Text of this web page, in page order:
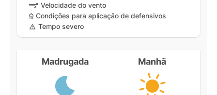
Velocidade do vento
Condições para aplicação de defensivos
Tempo severo
Madrugada Manhã